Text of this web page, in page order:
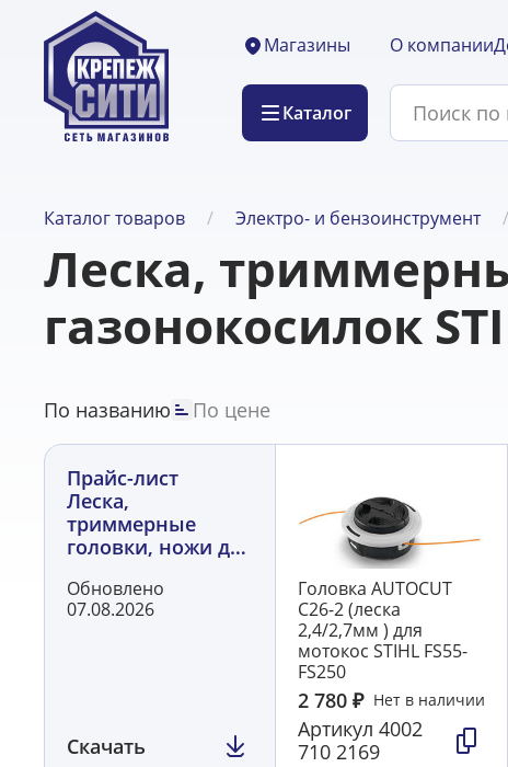
Магазины
Каталог
О компании
Каталог товаров Электро- и бензоинструмент
Леска,
газонокосилок
По названию По цене
Прайс-лист
Леска,
триммерные
головки, ножи для
STIHL
Обновлено
07.08.2026
Скачать
Головка AUTOCUT
C26-2 (леска
2,4/2,7мм ) для
мотокос STIHL FS55-
FS250
2 780₽ Нет в наличии
Артикул4002
710 2169